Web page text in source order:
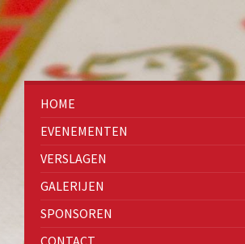
HOME
EVENEMENTEN
VERSLAGEN
GALERIJEN
SPONSOREN
CONTACT